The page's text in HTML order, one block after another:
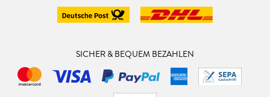
SICHER & BEQUEM BEZAHLEN